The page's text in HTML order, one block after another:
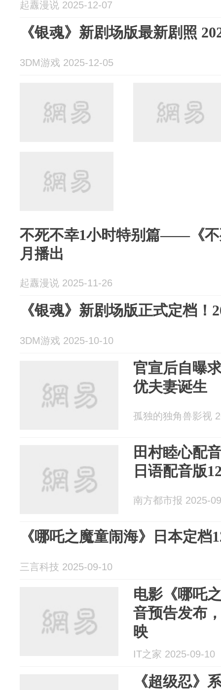
起纛漫说 2025-12-07
《银魂》新剧场版最新剧照
3DM游戏 2025-12-05
不死不幸1小时特别篇——《不
月播出
起纛漫说 2025-11-26
《银魂》新剧场版正式定档！
3DM游戏 2025-10-10
官宣后自曝
优夫妻诞生
孤独的独角兽影视
田村睦心配
日语配音版
南方都市报 2025-
《哪吒之魔童闹海》日本定档
三言科技 2025-09-10
电影《哪吒
音预告发布
映
IT之家 2025-09-10
《超级忍》